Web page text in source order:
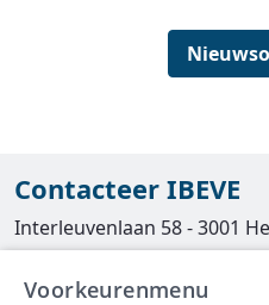
Contacteer IBEVE
Interleuvenlaan 58 - 3001
016/390490
Voorkeurenmenu